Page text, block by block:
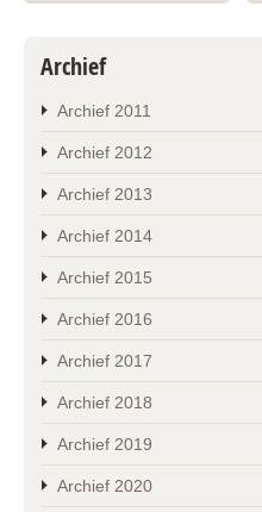
Archief
Archief 2011
Archief 2012
Archief 2013
Archief 2014
Archief 2015
Archief 2016
Archief 2017
Archief 2018
Archief 2019
Archief 2020